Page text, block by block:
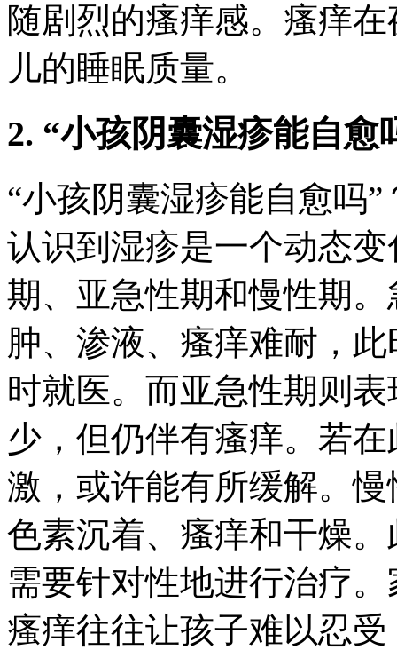
随剧烈的瘙痒感。瘙痒
儿的睡眠质量。
2. “小孩阴囊湿疹能自
“小孩阴囊湿疹能自愈吗
认识到湿疹是一个动态
期、亚急性期和慢性期
肿、渗液、瘙痒难耐，
时就医。而亚急性期则
少，但仍伴有瘙痒。若
激，或许能有所缓解。
色素沉着、瘙痒和干燥
需要针对性地进行治疗
瘙痒往往让孩子难以忍